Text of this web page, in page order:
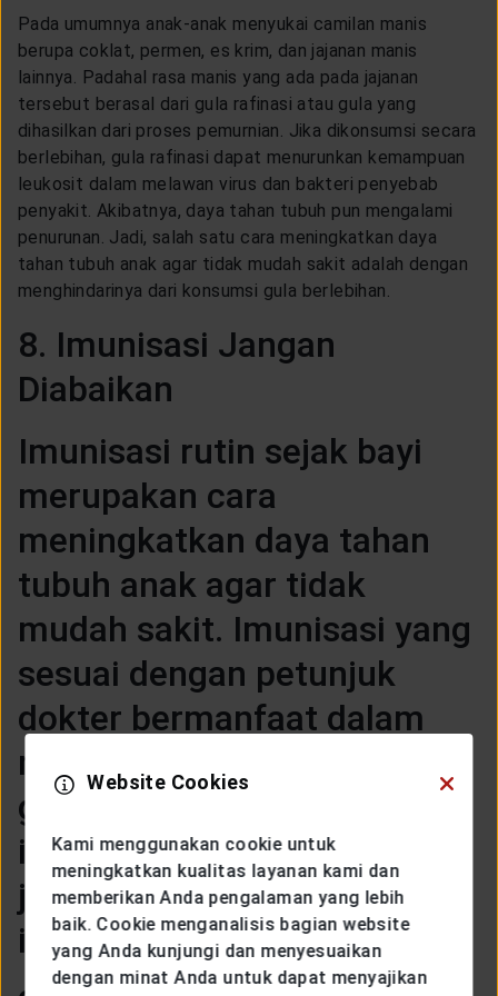
Pada umumnya anak-anak menyukai camilan manis
berupa coklat, permen, es krim, dan jajanan manis
lainnya. Padahal rasa manis yang ada pada jajanan
tersebut berasal dari gula rafinasi atau gula yang
dihasilkan dari proses pemurnian. Jika dikonsumsi secara
berlebihan, gula rafinasi dapat menurunkan kemampuan
leukosit dalam melawan virus dan bakteri penyebab
penyakit. Akibatnya, daya tahan tubuh pun mengalami
penurunan. Jadi, salah satu cara meningkatkan daya
tahan tubuh anak agar tidak mudah sakit adalah dengan
menghindarinya dari konsumsi gula berlebihan.
8. Imunisasi Jangan
Diabaikan
Imunisasi rutin sejak bayi
merupakan cara
meningkatkan daya tahan
tubuh anak agar tidak
mudah sakit. Imunisasi yang
sesuai dengan petunjuk
dokter bermanfaat dalam
mencegah penyakit campak,
gondong, cacar air, maupun
infeksi dan virus lain. Jadi
jangan pernah mengabaikan
imunisasi.
Website Cookies
Kami menggunakan cookie untuk
meningkatkan kualitas layanan kami dan
memberikan Anda pengalaman yang lebih
baik. Cookie menganalisis bagian website
yang Anda kunjungi dan menyesuaikan
dengan minat Anda untuk dapat menyajikan